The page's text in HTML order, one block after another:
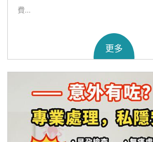
費...
更多